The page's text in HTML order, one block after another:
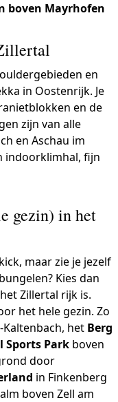
boven Mayrhofen
en
in Oostenrijk. Je
en de
zijn van alle
en Aschau im
indoorklimhal, fijn
gezin) in het
maar zie je jezelf
Kies dan
Zillertal rijk is.
het hele gezin. Zo
het Berg
Sports Park boven
door
in Finkenberg
boven Zell am